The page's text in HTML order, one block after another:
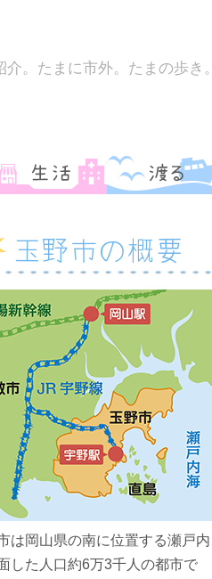
。たまに市外。たまの歩き。
玉野市の概要
は岡山県の南に位置する瀬戸内
した人口約6万3千人の都市で